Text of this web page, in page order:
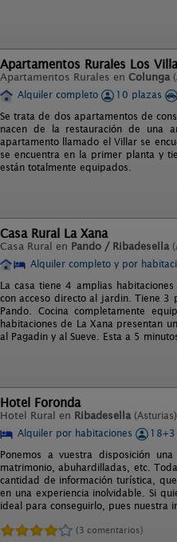
Apartamentos Rurales Los
Apartamentos Rurales en Colunga
Alquiler completo
10 plazas
Se trata de dos apartamentos de
nacen de la restauración de una
apartamento llamado el Villar se
se encuentra en la primer planta y
están totalmente equipados.
Casa Rural La Xana
Casa Rural en Pando / Ribadesella
Alquiler completo y por
La casa tiene 4 amplias
con acceso directo al jardin. Tiene 3
Pando. Cocina completamente
habitaciones de La Xana presentan
al Pagadin y al Sueve. Esta a 5
Hotel Foronda
Hotel Rural en Ribadesella (Asturias)
Alquiler por habitaciones
18+3
Ponemos a vuestra disposición
matrimonio, abuhardilladas, etc.
cantidad de información turística,
en una experiencia inolvidable. Si
ideal para conseguirlo, pues nuestra
(3 comentarios)